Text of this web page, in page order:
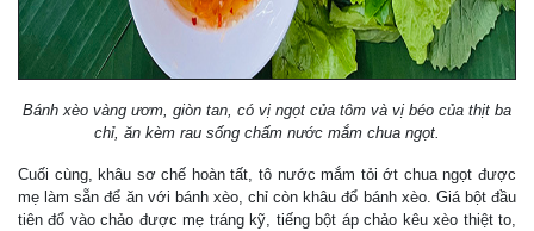
Bánh xèo vàng ươm, giòn tan, có vị ngọt của tôm và vị béo của thịt ba
chỉ, ăn kèm rau sống chấm nước mắm chua ngọt.
Cuối cùng, khâu sơ chế hoàn tất, tô nước mắm tỏi ớt chua ngọt được
mẹ làm sẵn để ăn với bánh xèo, chỉ còn khâu đổ bánh xèo. Giá bột đầu
tiên đổ vào chảo được mẹ tráng kỹ, tiếng bột áp chảo kêu xèo thiệt to,